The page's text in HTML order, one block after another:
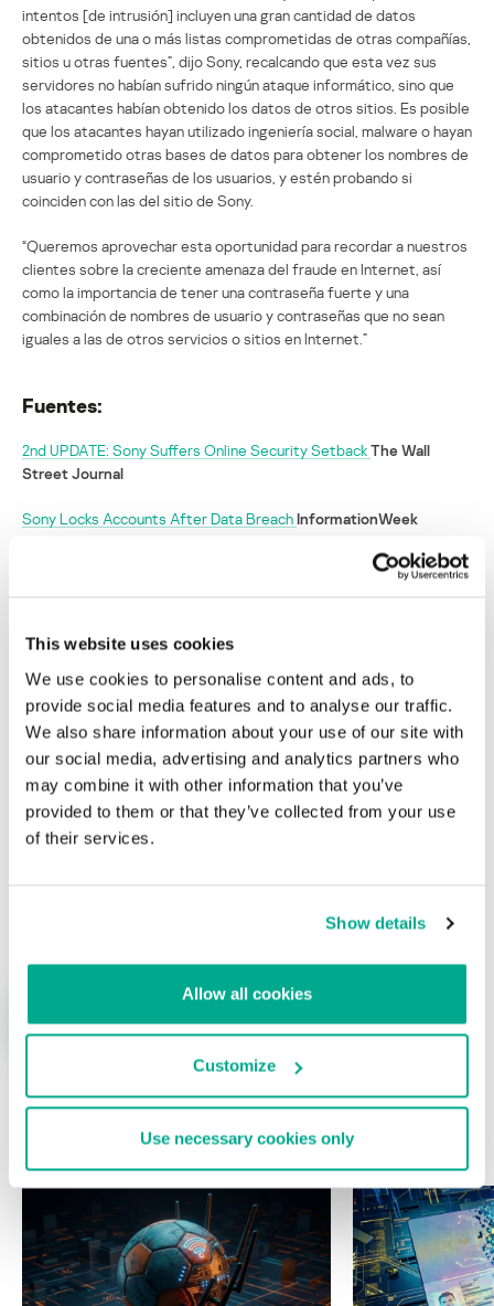
This website uses cookies
We use cookies to personalise content and ads, to
provide social media features and to analyse our traffic.
We also share information about your use of our site with
our social media, advertising and analytics partners who
may combine it with other information that you’ve
provided to them or that they’ve collected from your use
of their services.
Show details
Allow all cookies
Customize
Use necessary cookies only
intentos [de intrusión] incluyen una gran cantidad de datos
obtenidos de una o más listas comprometidas de otras compañías,
sitios u otras fuentes”, dijo Sony, recalcando que esta vez sus
servidores no habían sufrido ningún ataque informático, sino que
los atacantes habían obtenido los datos de otros sitios. Es posible
que los atacantes hayan utilizado ingeniería social, malware o hayan
comprometido otras bases de datos para obtener los nombres de
usuario y contraseñas de los usuarios, y estén probando si
coinciden con las del sitio de Sony.
“Queremos aprovechar esta oportunidad para recordar a nuestros
clientes sobre la creciente amenaza del fraude en Internet, así
como la importancia de tener una contraseña fuerte y una
combinación de nombres de usuario y contraseñas que no sean
iguales a las de otros servicios o sitios en Internet.”
Fuentes:
2nd UPDATE: Sony Suffers Online Security SetbackThe Wall
Street Journal
Sony Locks Accounts After Data BreachInformationWeek
Again? Sony’s PlayStation Network hit with another attackCNN
Hackers comprometen cuentas de
PlayStation Network… otra vez
Su dirección de correo electrónico no será publicada. Los
campos obligatorios están marcados con*
ÚLTIMAS PUBLICACIONES